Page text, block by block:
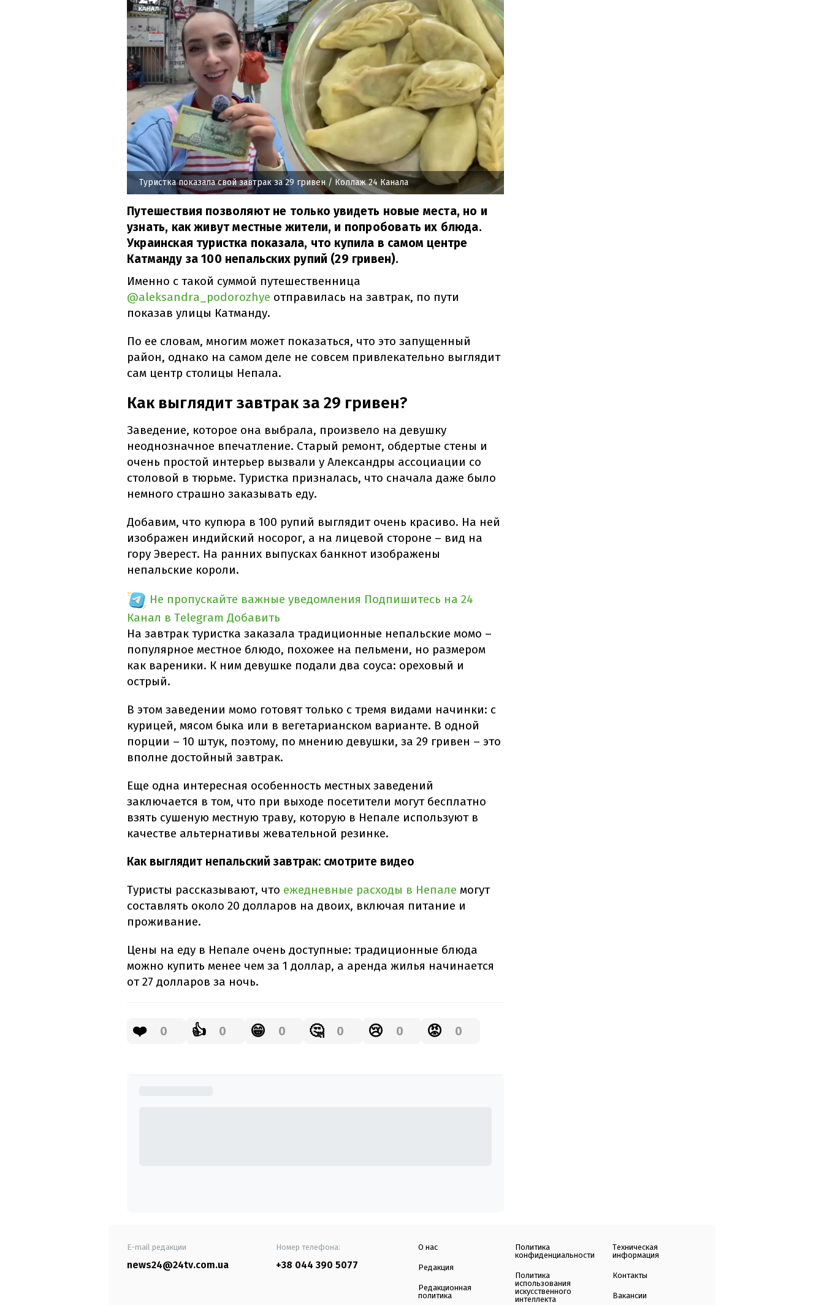
Туристка показала свой завтрак за 29 гривен / Коллаж 24 Канала
Путешествия позволяют не только увидеть новые места, но и
узнать, как живут местные жители, и попробовать их блюда.
Украинская туристка показала, что купила в самом центре
Катманду за 100 непальских рупий (29 гривен).
Именно с такой суммой путешественница
@aleksandra_podorozhye отправилась на завтрак, по пути
показав улицы Катманду.
По ее словам, многим может показаться, что это запущенный
район, однако на самом деле не совсем привлекательно выглядит
сам центр столицы Непала.
Как выглядит завтрак за 29 гривен?
Заведение, которое она выбрала, произвело на девушку
неоднозначное впечатление. Старый ремонт, обдертые стены и
очень простой интерьер вызвали у Александры ассоциации со
столовой в тюрьме. Туристка призналась, что сначала даже было
немного страшно заказывать еду.
Добавим, что купюра в 100 рупий выглядит очень красиво. На ней
изображен индийский носорог, а на лицевой стороне – вид на
гору Эверест. На ранних выпусках банкнот изображены
непальские короли.
Не пропускайте важные уведомления Подпишитесь на 24
Канал в Telegram Добавить
На завтрак туристка заказала традиционные непальские момо –
популярное местное блюдо, похожее на пельмени, но размером
как вареники. К ним девушке подали два соуса: ореховый и
острый.
В этом заведении момо готовят только с тремя видами начинки: с
курицей, мясом быка или в вегетарианском варианте. В одной
порции – 10 штук, поэтому, по мнению девушки, за 29 гривен – это
вполне достойный завтрак.
Еще одна интересная особенность местных заведений
заключается в том, что при выходе посетители могут бесплатно
взять сушеную местную траву, которую в Непале используют в
качестве альтернативы жевательной резинке.
Как выглядит непальский завтрак: смотрите видео
Туристы рассказывают, что ежедневные расходы в Непале могут
составлять около 20 долларов на двоих, включая питание и
проживание.
Цены на еду в Непале очень доступные: традиционные блюда
можно купить менее чем за 1 доллар, а аренда жилья начинается
от 27 долларов за ночь.
❤️ 0 👍 0 😁 0 🤔 0 😢 0 😡 0
E-mail редакции
news24@24tv.com.ua
Номер телефона:
+38 044 390 5077
О нас
Редакция
Редакционная
политика
Политика
конфиденциальности
Политика
использования
искусственного
интеллекта
Техническая
информация
Контакты
Вакансии